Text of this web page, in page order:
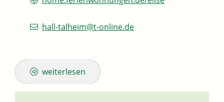
hall-talheim@t-online.de
weiterlesen